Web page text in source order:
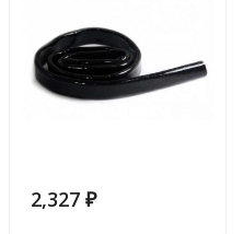
2,327 ₽